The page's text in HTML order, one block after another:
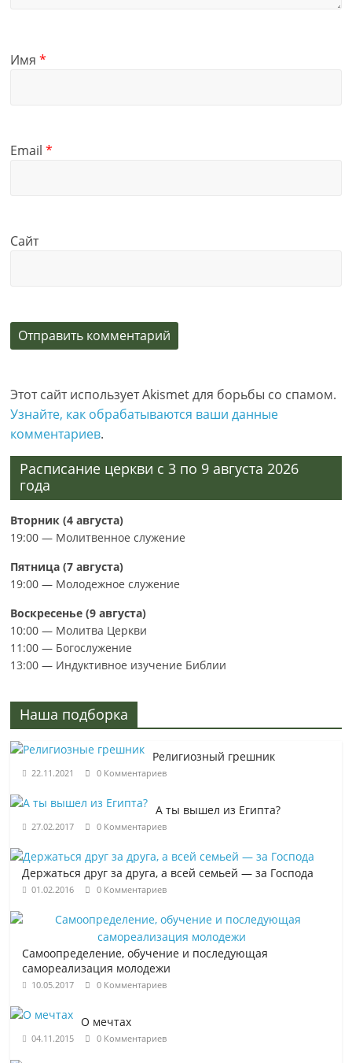
Имя*
Email*
Сайт
Этот сайт использует Akismet для борьбы со спамом.
Узнайте, как обрабатываются ваши данные
комментариев.
Расписание церкви с 3 по 9 августа 2026
года
Вторник (4 августа)
19:00 — Молитвенное служение
Пятница (7 августа)
19:00 — Молодежное служение
Воскресенье (9 августа)
10:00 — Молитва Церкви
11:00 — Богослужение
13:00 — Индуктивное изучение Библии
Наша подборка
Религиозный грешник
22.11.2021 0 Комментариев
А ты вышел из Египта?
27.02.2017 0 Комментариев
Держаться друг за друга, а всей семьей — за Господа
01.02.2016 0 Комментариев
Самоопределение, обучение и последующая
самореализация молодежи
10.05.2017 0 Комментариев
О мечтах
04.11.2015 0 Комментариев